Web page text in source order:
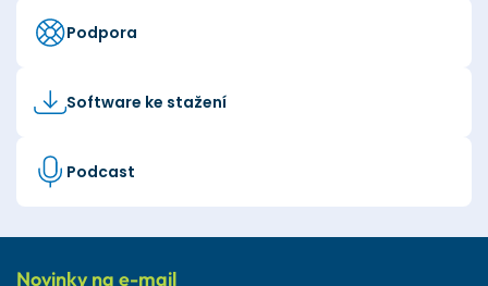
Podpora
Software ke stažení
Podcast
Novinky na e-mail